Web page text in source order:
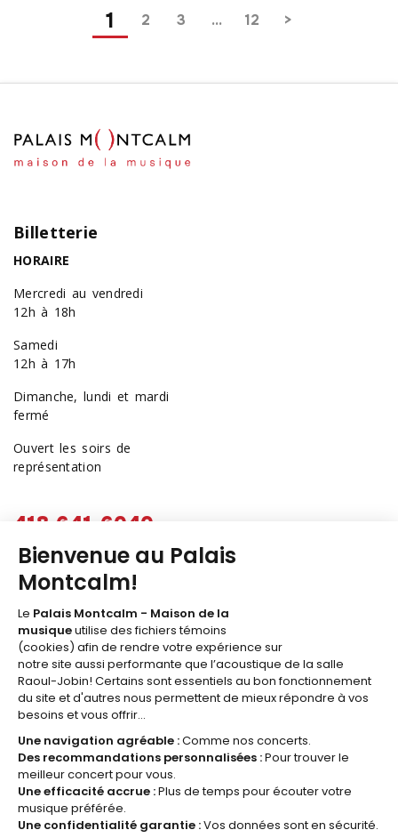
1 2 3 … 12
Abonnez-vous à l'INFOLETTREdu Palais Montcalm!
JE M'ABONNE
Billetterie
HORAIRE
Mercredi au vendredi
12h à 18h
Samedi
12h à 17h
Dimanche, lundi et mardi
fermé
Ouvert les soirs de
représentation
418 641-6040
1 877 641-6040
billetterie@palaismontcalm.ca